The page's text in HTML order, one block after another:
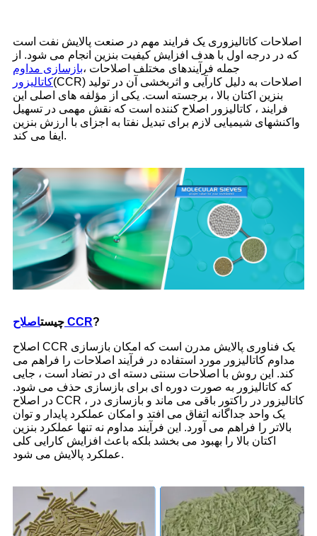
اصلاحات کاتالیزوری یک فرایند مهم در صنعت پالایش نفت است
که در درجه اول با هدف افزایش کیفیت بنزین انجام می شود. از
جمله فرآیندهای مختلف اصلاحات ،بازسازی مداوم
کاتالیزور(CCR) اصلاحات به دلیل کارآیی و اثربخشی آن در تولید
بنزین اکتان بالا ، برجسته است. یکی از مؤلفه های اصلی این
فرایند ، کاتالیزور اصلاح کننده است که نقش مهمی در تسهیل
واکنشهای شیمیایی لازم برای تبدیل نفتا به اجزای با ارزش بنزین
ایفا می کند.
چیست اصلاح CCR?
اصلاح CCR یک فناوری پالایش مدرن است که امکان بازسازی
مداوم کاتالیزور مورد استفاده در فرآیند اصلاحات را فراهم می
کند. این روش با اصلاحات سنتی دسته ای در تضاد است ، جایی
که کاتالیزور به صورت دوره ای برای بازسازی حذف می شود.
در اصلاح CCR ، کاتالیزور در راکتور باقی می ماند و بازسازی در
یک واحد جداگانه اتفاق می افتد و امکان عملکرد پایدار و توان
بالاتر را فراهم می آورد. این فرآیند مداوم نه تنها عملکرد بنزین
اکتان بالا را بهبود می بخشد بلکه باعث افزایش کارایی کلی
عملکرد پالایش می شود.